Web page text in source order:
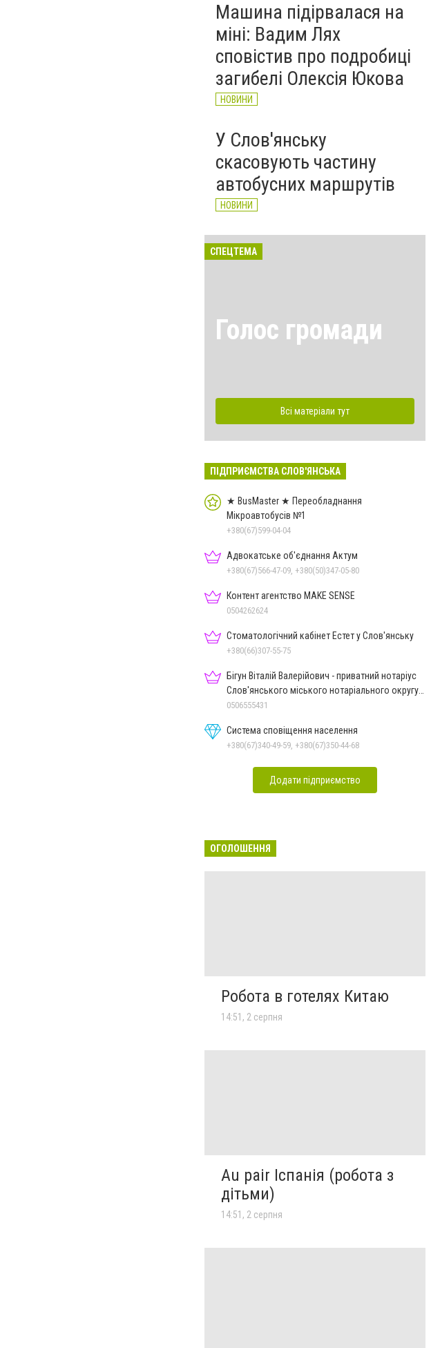
Машина підірвалася на
міні: Вадим Лях
сповістив про подробиці
загибелі Олексія Юкова
НОВИНИ
У Слов'янську
скасовують частину
автобусних маршрутів
НОВИНИ
СПЕЦТЕМА
Голос громади
Всі матеріали тут
ПІДПРИЄМСТВА СЛОВ'ЯНСЬКА
★ BusMaster ★ Переобладнання
Мікроавтобусів №1
+380(67)599-04-04
Адвокатське об'єднання Актум
+380(67)566-47-09, +380(50)347-05-80
Контент агентство MAKE SENSE
0504262624
Стоматологічний кабінет Естет у Слов'янську
+380(66)307-55-75
Бігун Віталій Валерійович - приватний нотаріус
Слов'янського міського нотаріального округу
Дон.обл.
0506555431
Система сповіщення населення
+380(67)340-49-59, +380(67)350-44-68
Додати підприємство
ОГОЛОШЕННЯ
Робота в готелях Китаю
14:51, 2 серпня
Au pair Іспанія (робота з
дітьми)
14:51, 2 серпня